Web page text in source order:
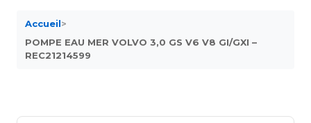
Accueil>
POMPE EAU MER VOLVO 3,0 GS V6 V8 GI/GXI –
REC21214599